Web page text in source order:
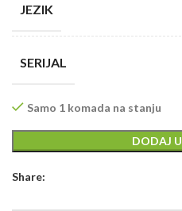
JEZIK
SERIJAL
Samo 1 komada na stanju
DODAJ
Share: